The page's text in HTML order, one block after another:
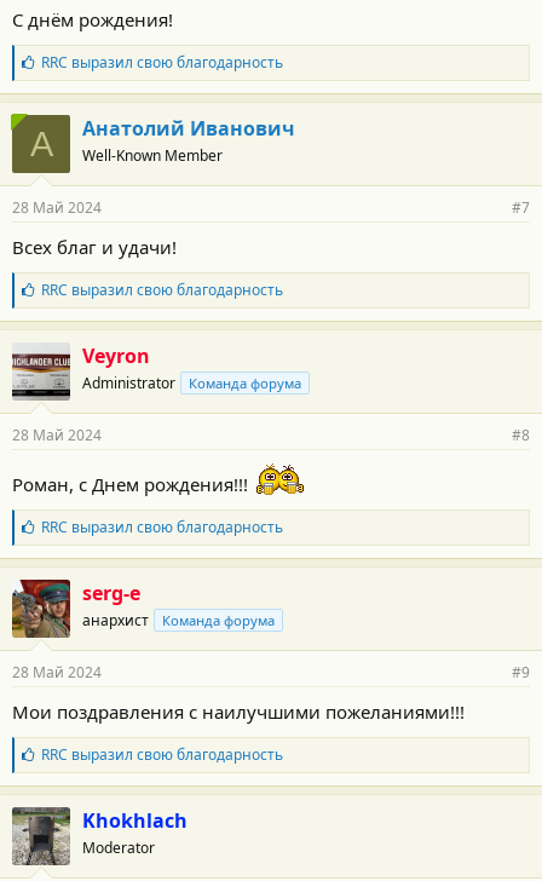
с
т
и
:
С днём рождения!
Б
л
а
г
о
а
н
с
т
и
:
RRC выразил свою благодарность
А Анатолий Иванович
Well-Known Member
28 Май 2024 #7
Всех благ и удачи!
Б
л
а
о
д
а
н
с
и
:
RRC выразил свою благодарность
Veyron
Administrator Команда форума
28 Май 2024 #8
Роман, c Днем рождения!!!
Б
л
а
г
о
д
а
н
с
т
и
:
RRC выразил свою благодарность
serg-e
анархист Команда форума
28 Май 2024 #9
Мои поздравления с наилучшими пожеланиями!!!
Б
л
а
г
о
д
а
RRC выразил свою благодарность
Khokhlach
Moderator